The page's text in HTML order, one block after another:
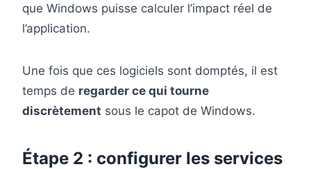
que Windows puisse calculer l’impact réel de
l’application.
Une fois que ces logiciels sont domptés, il est
temps de regarder ce qui tourne
discrètement sous le capot de Windows.
Étape 2 : configurer les services